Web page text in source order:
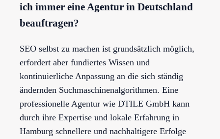
ich immer eine Agentur in Deutschland
beauftragen?
SEO selbst zu machen ist grundsätzlich möglich,
erfordert aber fundiertes Wissen und
kontinuierliche Anpassung an die sich ständig
ändernden Suchmaschinenalgorithmen. Eine
professionelle Agentur wie DTILE GmbH kann
durch ihre Expertise und lokale Erfahrung in
Hamburg schnellere und nachhaltigere Erfolge